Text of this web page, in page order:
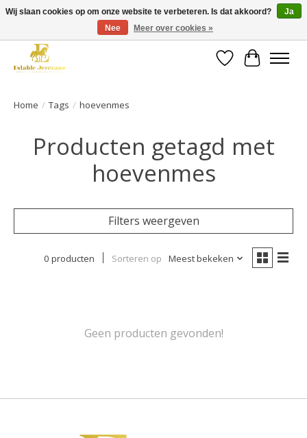
Gratis verzending vanaf €49 op een groot deel van ons assortiment
Verlanglijst
Home / Tags / hoevenmes
Producten getagd met
hoevenmes
Filters weergeven
0 producten Sorteren op Meest bekeken
Geen producten gevonden!
Wij slaan cookies op om onze website te verbeteren. Is dat akkoord?
Ja
Nee
Meer over cookies »